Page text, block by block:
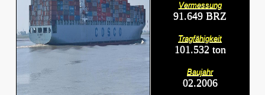
Vermessung
91.649 BRZ
Tragfähigkeit
101.532 ton
Baujahr
02.2006